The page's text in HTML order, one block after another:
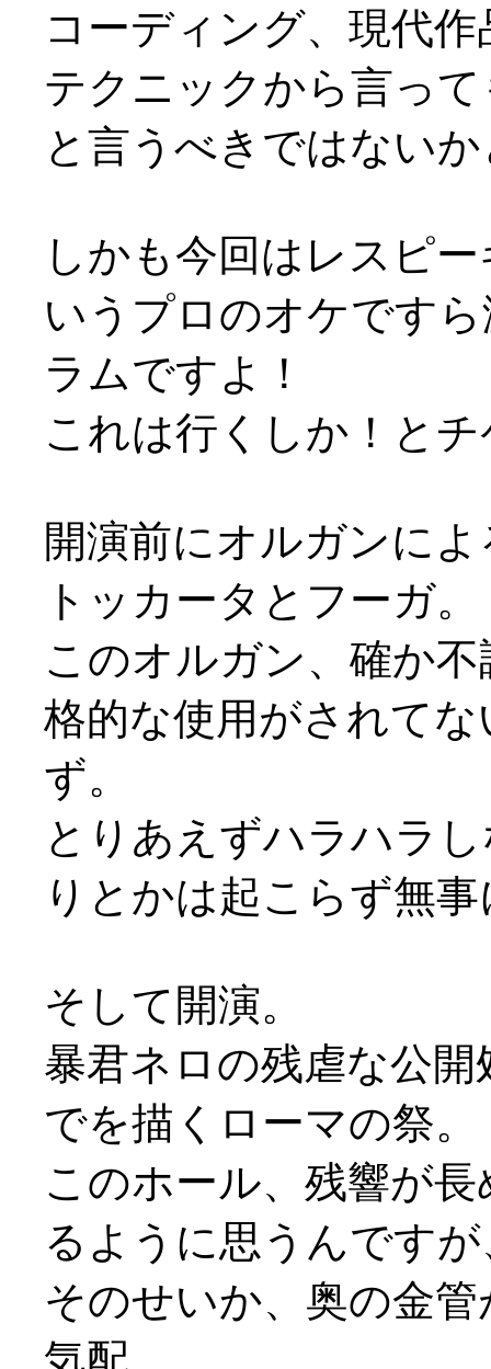
コーディング、現代
テクニックから言っ
と言うべきではない
しかも今回はレスピ
いうプロのオケです
ラムですよ！
これは行くしか！と
開演前にオルガンに
トッカータとフーガ。
このオルガン、確か
格的な使用がされて
ず。
とりあえずハラハラ
りとかは起こらず無
そして開演。
暴君ネロの残虐な公
でを描くローマの祭。
このホール、残響が
るように思うんですが
そのせいか、奥の金